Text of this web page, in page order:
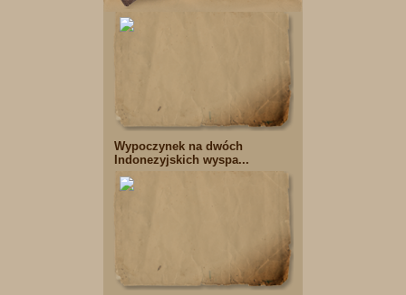
Wypoczynek na dwóch
Indonezyjskich wyspa...